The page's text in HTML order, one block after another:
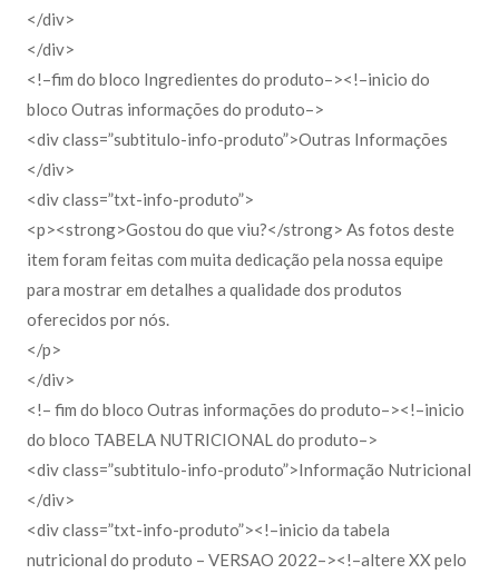
</div>
</div>
<!–fim do bloco Ingredientes do produto–><!–inicio do
bloco Outras informações do produto–>
<div class=”subtitulo-info-produto”>Outras Informações
</div>
<div class=”txt-info-produto”>
<p><strong>Gostou do que viu?</strong> As fotos deste
item foram feitas com muita dedicação pela nossa equipe
para mostrar em detalhes a qualidade dos produtos
oferecidos por nós.
</p>
</div>
<!– fim do bloco Outras informações do produto–><!–inicio
do bloco TABELA NUTRICIONAL do produto–>
<div class=”subtitulo-info-produto”>Informação Nutricional
</div>
<div class=”txt-info-produto”><!–inicio da tabela
nutricional do produto – VERSAO 2022–><!–altere XX pelo